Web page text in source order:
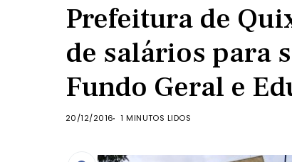
Prefeitura de
de salários para
Fundo Geral e
20/12/2016 1 MINUTOS LIDOS